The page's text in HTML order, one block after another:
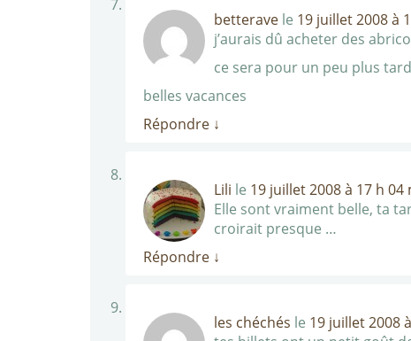
betterave le 19 juillet 2008 à
j’aurais dû acheter des
ce sera pour un peu plus
belles vacances
Répondre ↓
Lili le 19 juillet 2008 à 17 h 04
Elle sont vraiment belle, ta
croirait presque …
Répondre ↓
les chéchés le 19 juillet 2008